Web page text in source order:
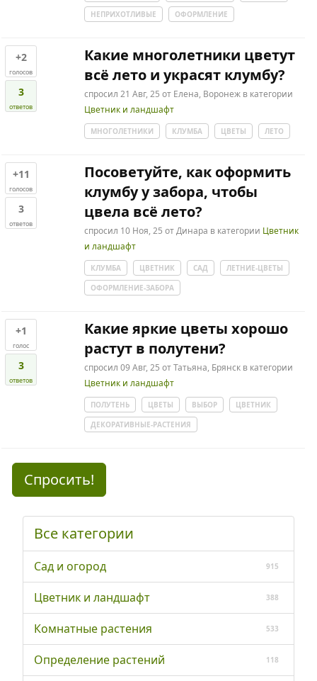
НЕПРИХОТЛИВЫЕ
ОФОРМЛЕНИЕ
+2
голосов
3
ответов
Какие многолетники цветут
всё лето и украсят клумбу?
спросил 21 Авг, 25 от Елена, Воронеж в категории
Цветник и ландшафт
МНОГОЛЕТНИКИ КЛУМБА ЦВЕТЫ ЛЕТО
+11
голосов
3
ответов
Посоветуйте, как оформить
клумбу у забора, чтобы
цвела всё лето?
спросил 10 Ноя, 25 отДинара в категории Цветник
и ландшафт
КЛУМБА ЦВЕТНИК САД
ЛЕТНИЕ-ЦВЕТЫ
ОФОРМЛЕНИЕ-ЗАБОРА
+1
голос
3
ответов
Какие яркие цветы хорошо
растут в полутени?
спросил 09 Авг, 25 отТатьяна, Брянск в категории
Цветник и ландшафт
ПОЛУТЕНЬ ЦВЕТЫ ВЫБОР
ЦВЕТНИК
ДЕКОРАТИВНЫЕ-РАСТЕНИЯ
Спросить!
Все категории
Сад и огород 915
Цветник и ландшафт 388
Комнатные растения 533
Определение растений 118